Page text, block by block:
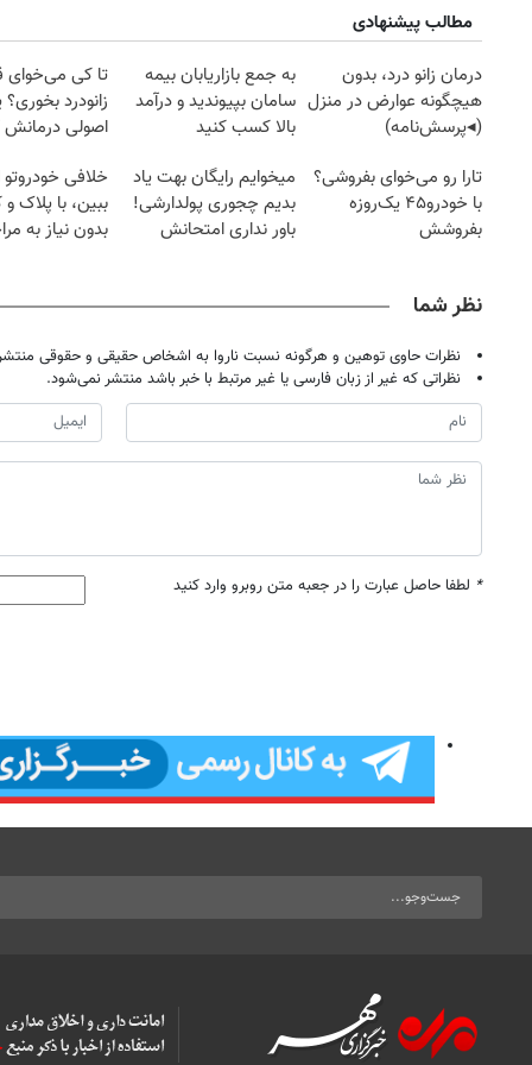
مطالب پیشنهادی
درمان زانو درد، بدون
هیچگونه عوارض در منزل
(◂پرسش‌نامه)
به جمع بازاریابان بیمه
سامان بپیوندید و درآمد
بالا کسب کنید
تا کی
زانودرد بخوری؟
اصولی
تارا رو می‌خوای بفروشی؟
با خودرو۴۵ یک‌روزه
بفروشش
میخوایم رایگان بهت یاد
بدیم چجوری پولدارشی!
باور نداری امتحانش
خلافی خودروتو
ببین، با پلاک
بدون نیاز به
نظر شما
نظرات حاوی توهین و هرگونه نسبت ناروا به اشخاص حقیقی و حقوقی
نظراتی که غیر از زبان فارسی یا غیر مرتبط با خبر باشد منتشر نمی‌شود.
* لطفا حاصل عبارت را در جعبه متن روبرو وارد کنید